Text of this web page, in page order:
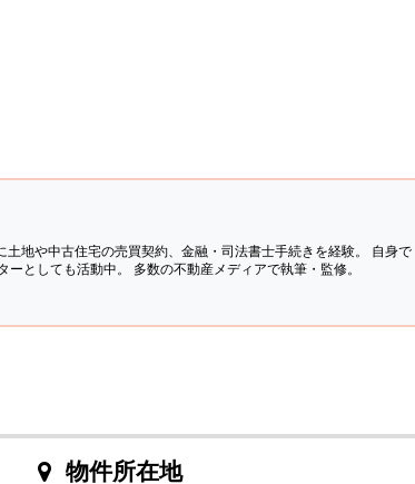
地や中古住宅の売買契約、金融・司法書士手続きを経験。 自身で
としても活動中。 多数の不動産メディアで執筆・監修。
物件所在地